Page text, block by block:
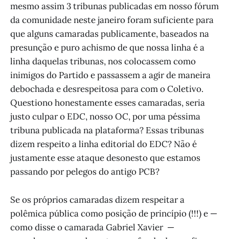
mesmo assim 3 tribunas publicadas em nosso fórum
da comunidade neste janeiro foram suficiente para
que alguns camaradas publicamente, baseados na
presunção e puro achismo de que nossa linha é a
linha daquelas tribunas, nos colocassem como
inimigos do Partido e passassem a agir de maneira
debochada e desrespeitosa para com o Coletivo.
Questiono honestamente esses camaradas, seria
justo culpar o EDC, nosso OC, por uma péssima
tribuna publicada na plataforma? Essas tribunas
dizem respeito a linha editorial do EDC? Não é
justamente esse ataque desonesto que estamos
passando por pelegos do antigo PCB?
Se os próprios camaradas dizem respeitar a
polêmica pública como posição de princípio (!!!) e —
como disse o camarada Gabriel Xavier —